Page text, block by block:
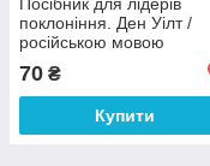
поклоніння. Ден Уілт /
російською мовою
70 ₴
Купити